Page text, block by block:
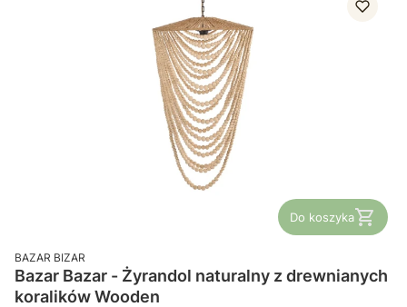
Do koszyka
PRODUCENT
BAZAR BIZAR
Bazar Bazar - Żyrandol naturalny z drewnianych
koralików Wooden